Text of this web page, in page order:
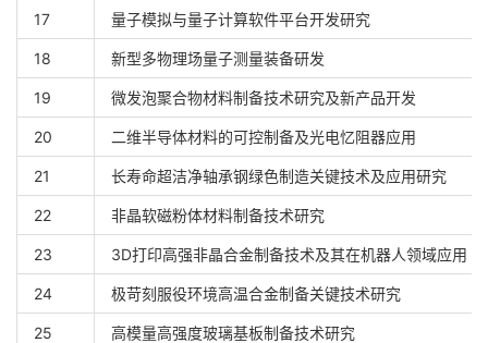
17 量子模拟与量子计算软件平台开发研究
18 新型多物理场量子测量装备研发
19 微发泡聚合物材料制备技术研究及新产品开发
20 二维半导体材料的可控制备及光电忆阻器应用
21 长寿命超洁净轴承钢绿色制造关键技术及应用研究
22 非晶软磁粉体材料制备技术研究
23 3D打印高强非晶合金制备技术及其在机器人领域应用
24 极苛刻服役环境高温合金制备关键技术研究
25 高模量高强度玻璃基板制备技术研究